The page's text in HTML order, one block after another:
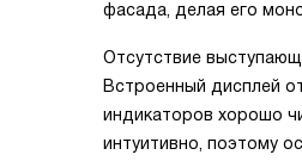
фасада, делая его
Отсутствие
Встроенный дисплей
индикаторов хорошо
интуитивно, поэтому